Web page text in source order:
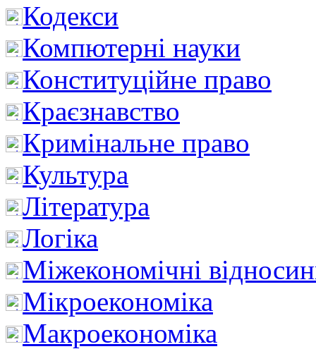
Кодекси
Компютерні науки
Конституційне право
Краєзнавство
Кримінальне право
Культура
Література
Логіка
Міжекономічні
Мікроекономіка
Макроекономіка